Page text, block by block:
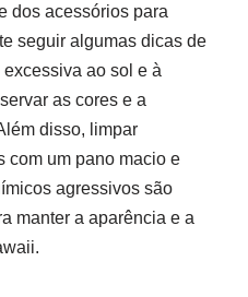
dos acessórios para
seguir algumas dicas de
ao sol e à
as cores e a
disso, limpar
com um pano macio e
agressivos são
manter a aparência e a